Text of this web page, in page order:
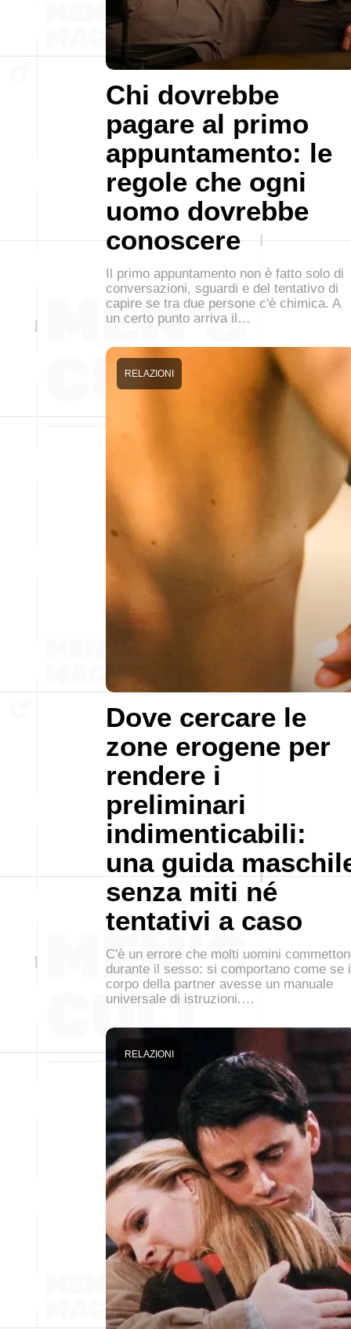
Chi dovrebbe
pagare al primo
appuntamento: le
regole che ogni
uomo dovrebbe
conoscere
Il primo appuntamento non è fatto solo di
conversazioni, sguardi e del tentativo di
capire se tra due persone c'è chimica. A
un certo punto arriva il…
Dove cercare le
zone erogene per
rendere i
preliminari
indimenticabili:
una guida
senza miti né
tentativi a caso
RELAZIONI
C'è un errore che molti uomini
durante il sesso: si comportano come se
corpo della partner avesse un manuale
universale di istruzioni.…
RELAZIONI